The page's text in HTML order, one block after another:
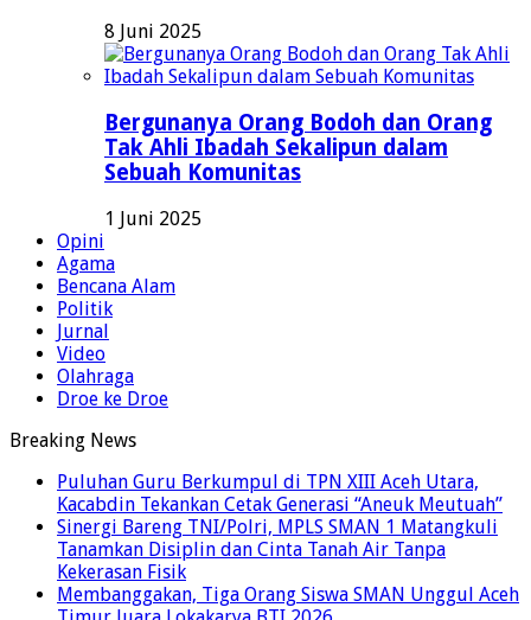
8 Juni 2025
Bergunanya Orang Bodoh dan Orang
Tak Ahli Ibadah Sekalipun dalam
Sebuah Komunitas
1 Juni 2025
Opini
Agama
Bencana Alam
Politik
Jurnal
Video
Olahraga
Droe ke Droe
Breaking News
Puluhan Guru Berkumpul di TPN XIII Aceh Utara,
Kacabdin Tekankan Cetak Generasi “Aneuk Meutuah”
Sinergi Bareng TNI/Polri, MPLS SMAN 1 Matangkuli
Tanamkan Disiplin dan Cinta Tanah Air Tanpa
Kekerasan Fisik
Membanggakan, Tiga Orang Siswa SMAN Unggul Aceh